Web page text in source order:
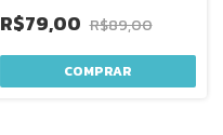
R$79,00 R$89,00